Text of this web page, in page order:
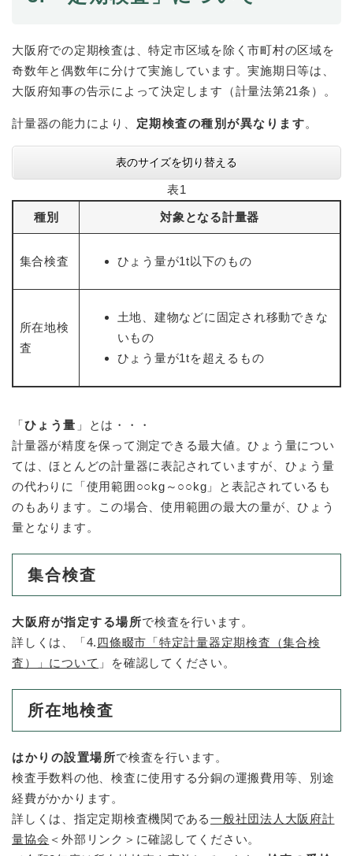
大阪府での定期検査は、特定市区域を除く市町村の区域を
奇数年と偶数年に分けて実施しています。実施期日等は、
大阪府知事の告示によって決定します（計量法第21条）。
計量器の能力により、 定期検査の種別が異なります。
表のサイズを切り替える
表1
種別 対象となる計量器
集合検査 ひょう量が1t以下のもの
所在地検
査
土地、建物などに固定され移動できな
いもの
ひょう量が1tを超えるもの
「ひょう量 」とは・・・
計量器が精度を保って測定できる最大値。ひょう量につい
ては、ほとんどの計量器に表記されていますが、ひょう量
の代わりに「使用範囲○○kg～○○kg」と表記されているも
のもあります。この場合、使用範囲の最大の量が、ひょう
量となります。
集合検査
大阪府が指定する場所で検査を行います。
詳しくは、「4.四條畷市「特定計量器定期検査（集合検
査）」について 」を確認してください。
所在地検査
はかりの設置場所で検査を行います。
検査手数料の他、検査に使用する分銅の運搬費用等、別途
経費がかかります。
詳しくは、指定定期検査機関である一般社団法人大阪府計
量協会 ＜外部リンク＞ に確認してください。